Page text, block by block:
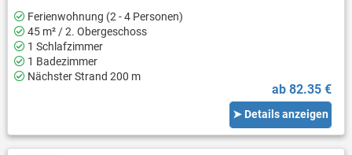
Ferienwohnung (2 - 4 Personen)
45 m² / 2. Obergeschoss
1 Schlafzimmer
1 Badezimmer
Nächster Strand 200 m
ab 82.35 €
➤ Details anzeigen